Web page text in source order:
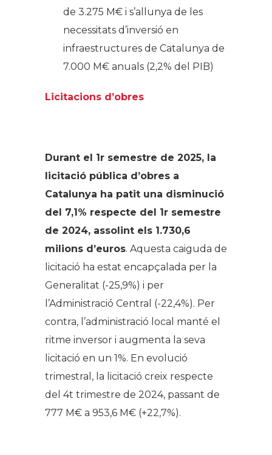
de 3.275 M€ i s’allunya de les
necessitats d’inversió en
infraestructures de Catalunya de
7.000 M€ anuals (2,2% del PIB)
Licitacions d’obres
Durant el 1r semestre de 2025, la
licitació pública d’obres a
Catalunya ha patit una disminució
del 7,1% respecte del 1r semestre
de 2024, assolint els 1.730,6
milions d’euros. Aquesta caiguda de
licitació ha estat encapçalada per la
Generalitat (-25,9%) i per
l’Administració Central (-22,4%). Per
contra, l’administració local manté el
ritme inversor i augmenta la seva
licitació en un 1%. En evolució
trimestral, la licitació creix respecte
del 4t trimestre de 2024, passant de
777 M€ a 953,6 M€ (+22,7%).